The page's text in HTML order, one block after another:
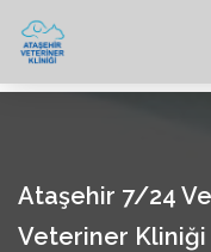
Ataşehir 7/24
Veteriner Kliniği